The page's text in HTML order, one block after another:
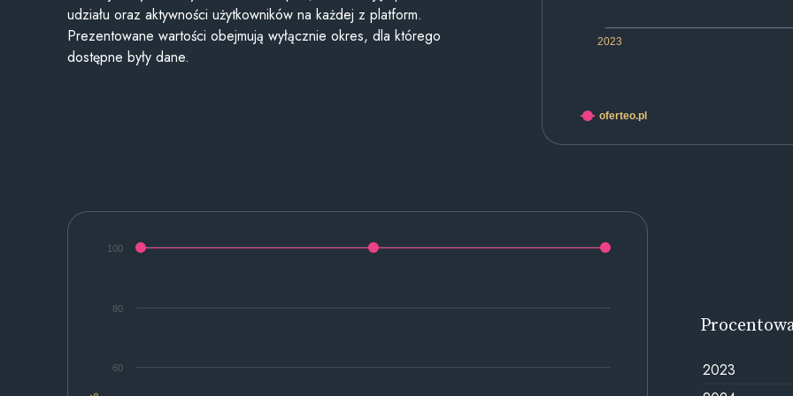
2023
oferteo.pl
udziału oraz aktywności użytkowników na każdej z platform.
Prezentowane wartości obejmują wyłącznie okres, dla którego
dostępne były dane.
60
80
100
2023